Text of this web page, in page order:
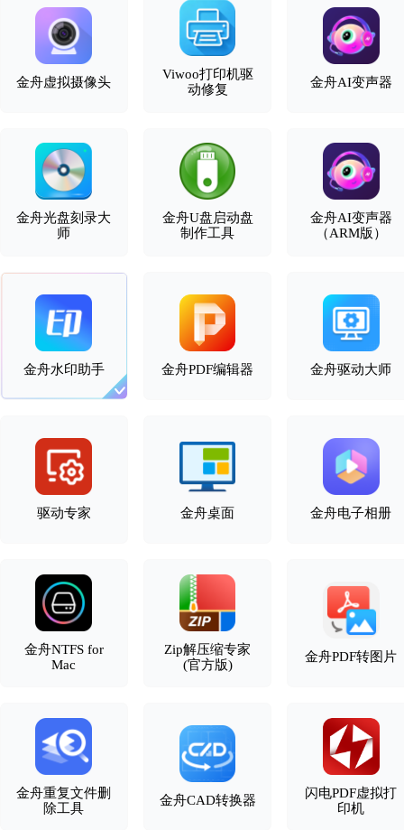
金舟虚拟摄像头
Viwoo打印机驱
动修复
金舟AI变声器
金舟光盘刻录大
师
金舟U盘启动盘
制作工具
金舟AI变声器
（ARM版）
金舟水印助手 金舟PDF编辑器 金舟驱动大师
驱动专家 金舟桌面 金舟电子相册
金舟NTFS for
Mac
Zip解压缩专家
(官方版)
金舟PDF转图片
金舟重复文件删
除工具
金舟CAD转换器
闪电PDF虚拟打
印机